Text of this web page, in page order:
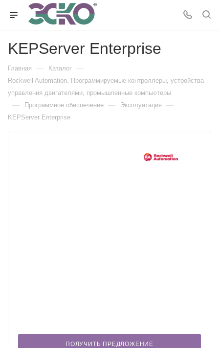
KEPServer Enterprise
Главная — Каталог —
Rockwell Automation. Программируемые контроллеры, устройства
управления двигателями, промышленные компьютеры
— Программное обеспечение — Эксплуатация —
KEPServer Enterprise
ПОЛУЧИТЬ ПРЕДЛОЖЕНИЕ